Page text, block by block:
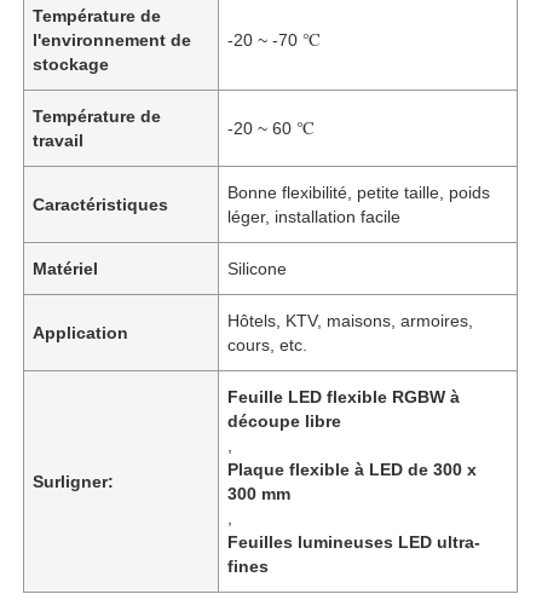
Température de
l'environnement de
stockage
-20 ~ -70 ℃
Température de
travail
-20 ~ 60 ℃
Caractéristiques
Bonne flexibilité, petite taille, poids
léger, installation facile
Matériel Silicone
Application
Hôtels, KTV, maisons, armoires,
cours, etc.
Surligner:
Feuille LED flexible RGBW à
découpe libre
Plaque flexible à LED de 300 x
300 mm
Feuilles lumineuses LED ultra-
fines